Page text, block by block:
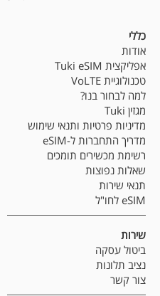
כללי
אודות
אפליקצית Tuki eSIM
טכנולוגיית VoLTE
למה לבחור בנו?
מגזין Tuki
מדיניות פרטיות ותנאי שימוש
מדריך התחברות ל-eSIM
רשימת מכשירים תומכים
שאלות נפוצות
תנאי שירות
eSIM לחו"ל
שירות
ביטול עסקה
נציב תלונות
צור קשר